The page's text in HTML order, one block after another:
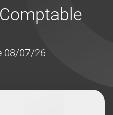
08/07/26